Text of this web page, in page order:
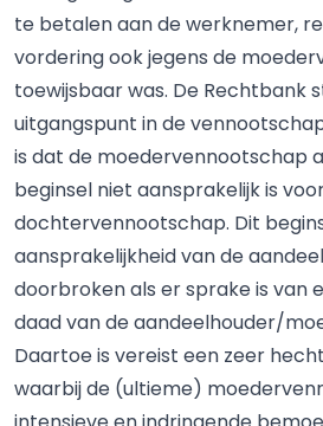
te betalen aan de werknemer,
vordering ook jegens de
toewijsbaar was. De Rechtbank
uitgangspunt in de
is dat de moedervennootschap
beginsel niet aansprakelijk is
dochtervennootschap. Dit
aansprakelijkheid van de
doorbroken als er sprake is van
daad van de aandeelhouder/
Daartoe is vereist een zeer
waarbij de (ultieme)